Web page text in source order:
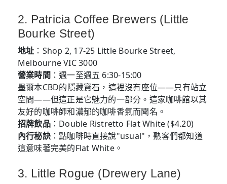
2. Patricia Coffee Brewers (Little
Bourke Street)
地址 ：Shop 2, 17-25 Little Bourke Street,
Melbourne VIC 3000
營業時間 ：週一至週五 6:30-15:00
墨爾本CBD的隱藏寶石，這裡沒有座位——只有站立
空間——但這正是它魅力的一部分。這家咖啡館以其
友好的咖啡師和濃郁的咖啡香氣而聞名。
招牌飲品：Double Ristretto Flat White ($4.20)
內行秘訣：點咖啡時直接說"usual"，熟客們都知道
這意味著完美的Flat White。
3. Little Rogue (Drewery Lane)